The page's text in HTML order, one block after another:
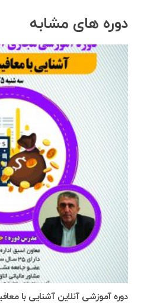
دوره های مشابه
دوره آموزشی آنلاین آشنایی با